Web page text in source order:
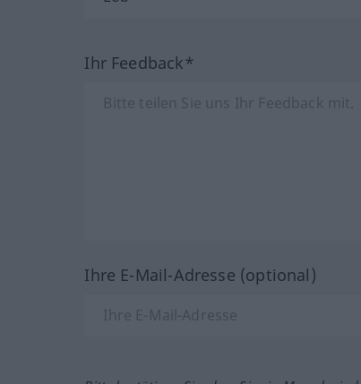
Ihr Feedback*
Ihre E-Mail-Adresse (optional)